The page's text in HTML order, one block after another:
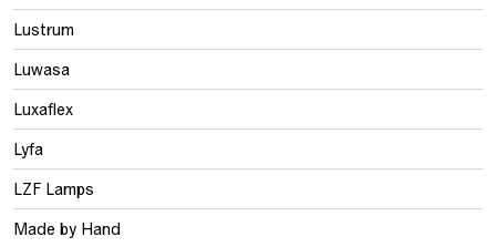
Lustrum
Luwasa
Luxaflex
Lyfa
LZF Lamps
Made by Hand